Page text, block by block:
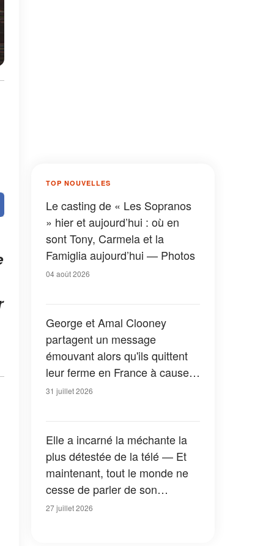
TOP NOUVELLES
Le casting de « Les Sopranos
» hier et aujourd’hui : où en
sont Tony, Carmela et la
Famiglia aujourd’hui — Photos
04 août 2026
George et Amal Clooney
partagent un message
émouvant alors qu'ils quittent
leur ferme en France à cause
des feux de forêt — Tous les
31 juillet 2026
Elle a incarné la méchante la
plus détestée de la télé — Et
maintenant, tout le monde ne
cesse de parler de son
apparition dans la nouvelle
27 juillet 2026